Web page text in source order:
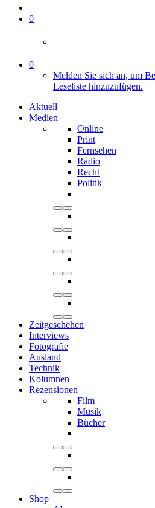
0
0
Melden Sie sich an, um
Leseliste hinzuzufügen.
Aktuell
Medien
Online
Print
Fernsehen
Radio
Recht
Politik
Zeitgeschehen
Interviews
Fotografie
Ausland
Technik
Kolumnen
Rezensionen
Film
Musik
Bücher
Shop